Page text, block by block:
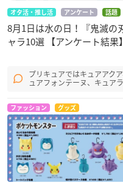
オタ活・推し活 アンケート 話題
8月1日は水の日！『鬼滅の
ャラ10選 【アンケート結果】
プリキュアではキュアアク
ュアフォンテーヌ、キュア
ファッション グッズ